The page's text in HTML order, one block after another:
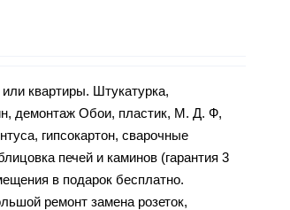
квартиры. Штукатурка,
демонтаж Обои, пластик, М. Д. Ф,
гипсокартон, сварочные
печей и каминов (гарантия 3
в подарок бесплатно.
ремонт замена розеток,